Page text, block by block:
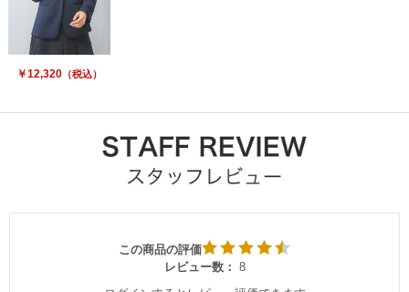
￥12,320（税込）
この商品の評価
レビュー数： 8